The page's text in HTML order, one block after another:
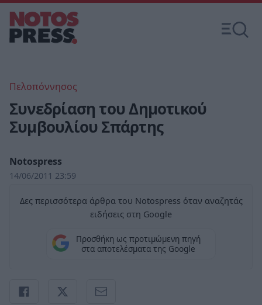
Πελοπόννησος
Συνεδρίαση του Δημοτικού
Συμβουλίου Σπάρτης
Notospress
14/06/2011 23:59
Δες περισσότερα άρθρα του Notospress όταν αναζητάς
ειδήσεις στη Google
Προσθήκη ως προτιμώμενη πηγή
στα αποτελέσματα της Google